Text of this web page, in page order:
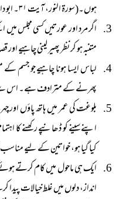
ہوں۔(سورۃ النور، آیت ۳۱۔ ابو داود، رقم ۳۶۹۹)
اگر مرد اور عورتیں کسی مجلس میں
متنبہ ہو کر نظر پھیر لینی چاہیے اور قصداً
لباس ایسا ہونا چاہیے جو جسم
پھرنے کے مترادف ہے۔ اس سے بطور خاص
بلوغت کی عمر میں ہاتھ پاؤں
اپنے سینے کو ڈھانپے رکھنے کا
کیا گیا ہو، خواتین کے لیے
ایک ہی ماحول میں کام کرتے ہوئے
انداز، دلوں میں غلط خیالات